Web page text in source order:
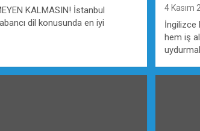
KALMASIN! İstanbul
dil konusunda en iyi
4 Kasım
İngilizce
hem iş